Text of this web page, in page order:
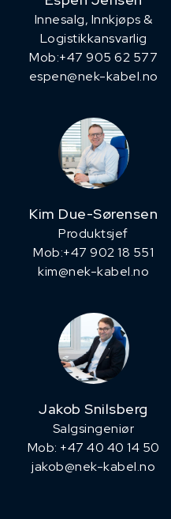
Innesalg, ​Innkjøps &
Logistikkansvarlig
Mob:+47 905 62 577
espen@nek-kabel.no
Kim Due-Sørensen
Produktsjef
​Mob:+47 902 18 551
kim@nek-kabel.no
Jakob Snilsberg
​Salgsingeniør
Mob: +47 40 40 14 50
jakob@nek-kabel.no